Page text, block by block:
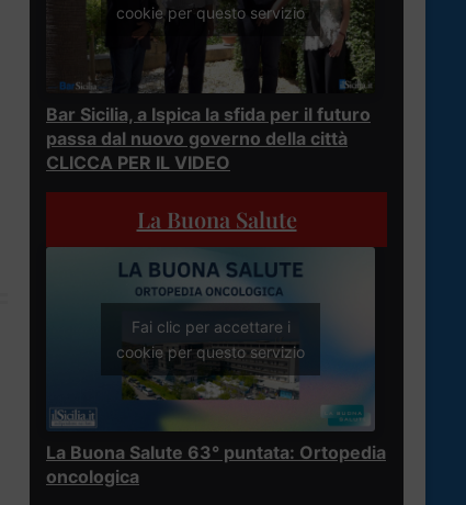
cookie per questo servizio
Bar Sicilia, a Ispica la sfida per il futuro
passa dal nuovo governo della città
CLICCA PER IL VIDEO
La Buona Salute
Fai clic per accettare i
cookie per questo servizio
La Buona Salute 63° puntata: Ortopedia
oncologica